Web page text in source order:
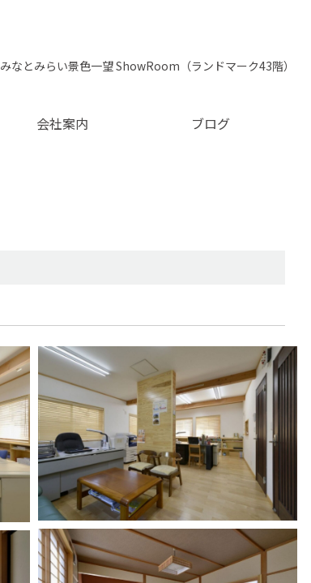
みなとみらい景色一望 ShowRoom（ランドマーク43階）
会社案内 ブログ